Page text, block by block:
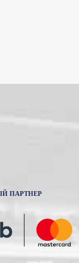
ПАРТНЕР